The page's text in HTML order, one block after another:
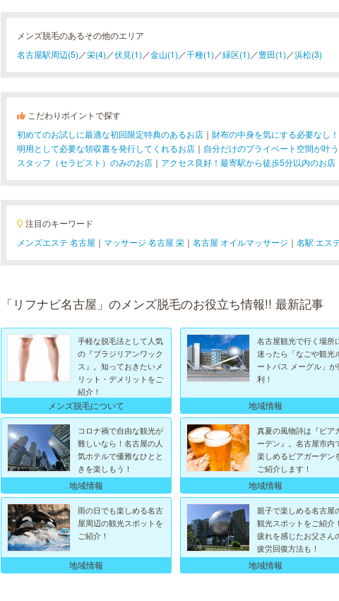
メンズ脱毛のあるその他のエリア
名古屋駅周辺(5) ／栄(4) ／伏見(1) ／金山(1) ／千種(1) ／緑区(1) ／豊田(1) ／浜松(3)
こだわりポイントで探す
初めてのお試しに最適な初回限定特典のあるお店 ｜ 財布の中身を気にする必要なし
明用として必要な領収書を発行してくれるお店 ｜ 自分だけのプライベート空間が叶
スタッフ（セラピスト）のみのお店 ｜ アクセス良好！最寄駅から徒歩5分以内のお店
注目のキーワード
メンズエステ 名古屋 ｜ マッサージ 名古屋 栄 ｜ 名古屋 オイルマッサージ ｜ 名駅 エス
「リフナビ名古屋」のメンズ脱毛のお役立ち情報!! 最新記事
手軽な脱毛法として人気
の『ブラジリアンワック
ス』。知っておきたいメ
リット・デメリットをご
紹介！
メンズ脱毛について
名古屋観光で行く場所
迷ったら「なごや観光
ートバス メーグル」が
利！
地域情報
コロナ禍で自由な観光が
難しいなら！名古屋の人
気ホテルで優雅なひとと
きを楽しもう！
地域情報
真夏の風物詩は『ビア
ーデン』。名古屋市内
楽しめるビアガーデン
ご紹介します！
地域情報
雨の日でも楽しめる名古
屋周辺の観光スポットを
ご紹介！
地域情報
親子で楽しめる名古屋
観光スポットをご紹介！
疲れを感じたお父さん
疲労回復方法も！
地域情報